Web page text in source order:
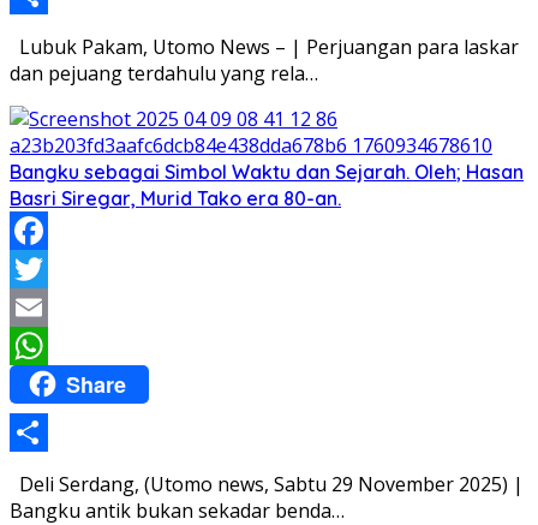
Share
Lubuk Pakam, Utomo News – | Perjuangan para laskar
dan pejuang terdahulu yang rela…
Bangku sebagai Simbol Waktu dan Sejarah. Oleh; Hasan
Basri Siregar, Murid Tako era 80-an.
Facebook
Twitter
Email
WhatsApp
Share
Share
Deli Serdang, (Utomo news, Sabtu 29 November 2025) |
Bangku antik bukan sekadar benda…